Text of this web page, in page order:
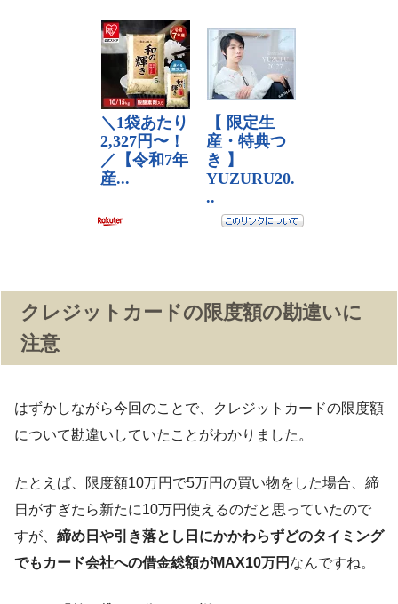
クレジットカードの限度額の勘違いに
注意
はずかしながら今回のことで、クレジットカードの限度額
について勘違いしていたことがわかりました。
たとえば、限度額10万円で5万円の買い物をした場合、締
日がすぎたら新たに10万円使えるのだと思っていたので
すが、 締め日や引き落とし日にかかわらずどのタイミング
でもカード会社への借金総額がMAX10万円 なんですね。